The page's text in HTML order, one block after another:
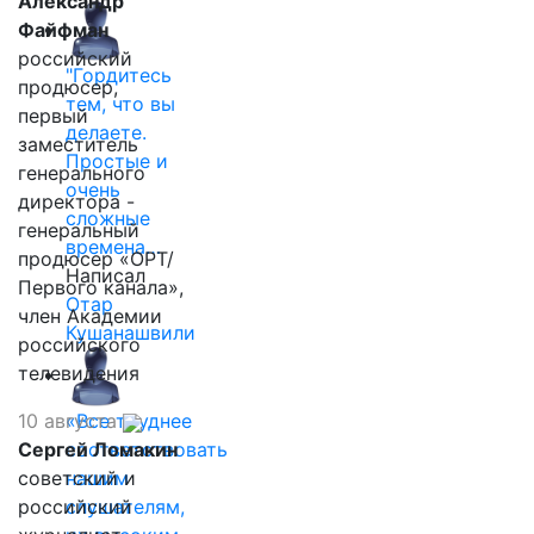
"Гордитесь
тем, что вы
делаете.
Простые и
очень
сложные
времена…
Написал
Отар
Кушанашвили
«Все труднее
соответствовать
нашим
слушателям,
Файфман
российский
продюсер,
первый
заместитель
генерального
директора -
генеральный
продюсер «ОРТ/
Первого канала»,
член Академии
российского
телевидения
10 августа
Сергей Ломакин
советский и
российский